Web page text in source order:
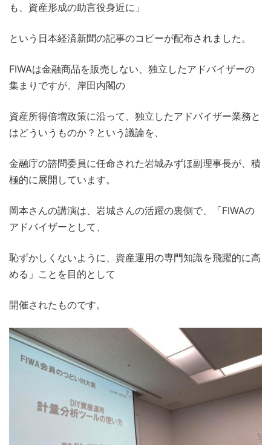
も、資産形成の助言役身近に」
という日本経済新聞の記事のコピーが配布されました。
FIWAは金融商品を販売しない、独立したアドバイザーの
集まりですが、岸田内閣の
資産所得倍増政策に沿って、独立したアドバイザー業務と
はどういうものか？という議論を、
金融庁の諮問委員に任命された岩城みずほ副理事長が、積
極的に展開しています。
岡本さんの講演は、岩城さんの活躍の裏側で、「FIWAの
アドバイザーとして、
恥ずかしくないように、資産運用の専門知識を飛躍的に高
める」ことを目的として
開催されたものです。